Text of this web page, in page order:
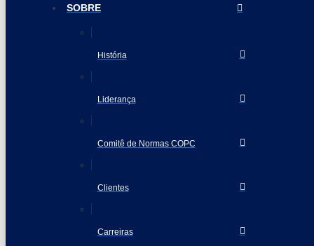
SOBRE
História
Liderança
Comitê de Normas COPC
Clientes
Carreiras